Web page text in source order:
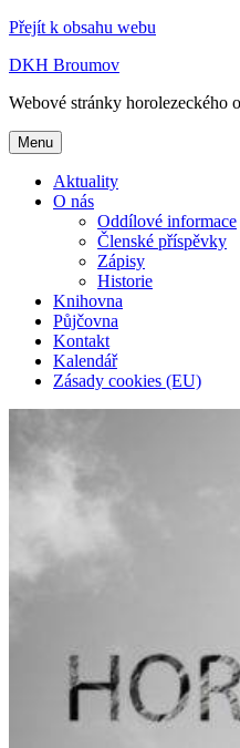
Přejít k obsahu webu
DKH Broumov
Webové stránky
Menu
Aktuality
O nás
Oddílové informace
Členské příspěvky
Zápisy
Historie
Knihovna
Půjčovna
Kontakt
Kalendář
Zásady cookies (EU)